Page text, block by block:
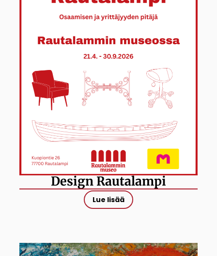
Design Rautalampi
Lue lisää